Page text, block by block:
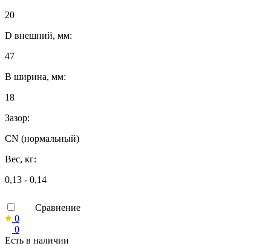
20
D внешний, мм:
47
B ширина, мм:
18
Зазор:
CN (нормальный)
Вес, кг:
0,13 - 0,14
Сравнение
0
0
Есть в наличии